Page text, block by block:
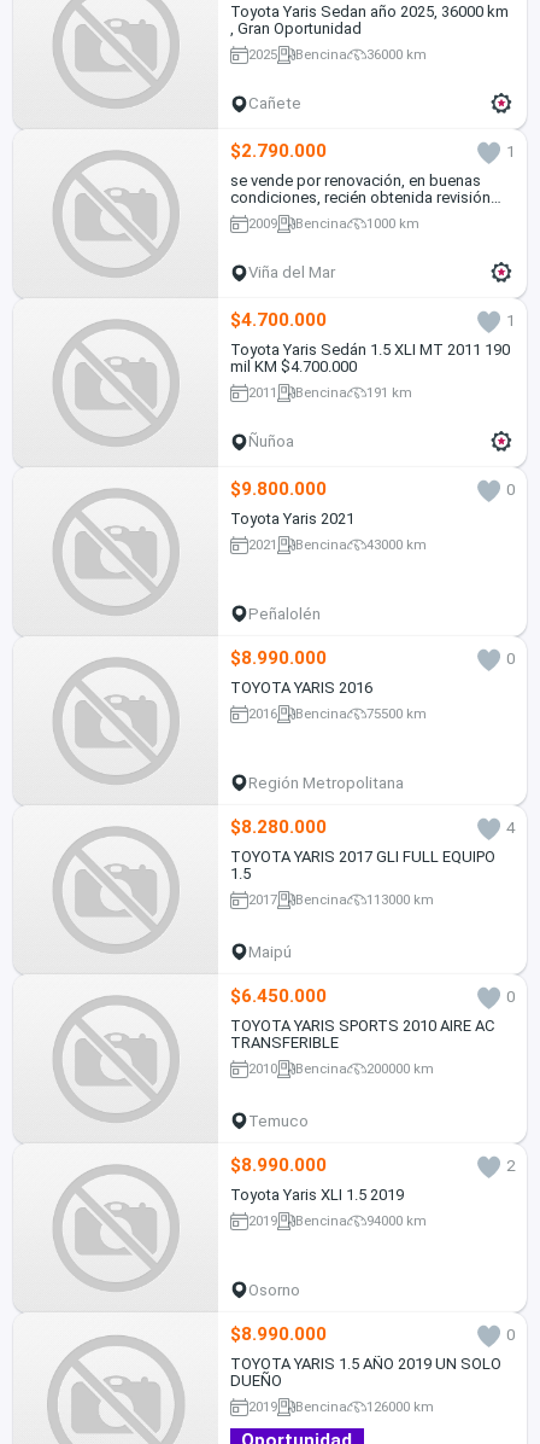
Toyota Yaris Sedan año 2025, 36000 km
, Gran Oportunidad
2025 Bencina 36000 km
Cañete
$2.790.000
1
se vende por renovación, en buenas
condiciones, recién obtenida revisión
técnica
2009 Bencina 1000 km
Viña del Mar
$4.700.000
1
Toyota Yaris Sedán 1.5 XLI MT 2011 190
mil KM $4.700.000
2011 Bencina 191 km
Ñuñoa
$9.800.000
0
Toyota Yaris 2021
2021 Bencina 43000 km
Peñalolén
$8.990.000
0
TOYOTA YARIS 2016
2016 Bencina 75500 km
Región Metropolitana
$8.280.000
4
TOYOTA YARIS 2017 GLI FULL EQUIPO
1.5
2017 Bencina 113000 km
Maipú
$6.450.000
0
TOYOTA YARIS SPORTS 2010 AIRE AC
TRANSFERIBLE
2010 Bencina 200000 km
Temuco
$8.990.000
2
Toyota Yaris XLI 1.5 2019
2019 Bencina 94000 km
Osorno
$8.990.000
0
TOYOTA YARIS 1.5 AÑO 2019 UN SOLO
DUEÑO
2019 Bencina 126000 km